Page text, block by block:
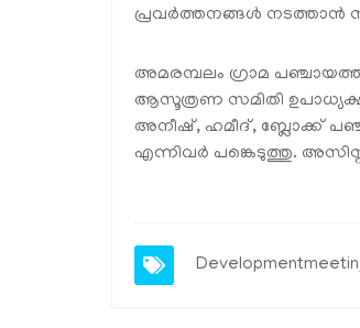
പ്രവര്‍ത്തനങ്ങള്‍ നടത്താന്‍
അമരമ്പലം ഗ്രാമ
ആസൂത്രണ സമിതി
അനീഷ്, ഹമീദ്, ബ്ലോക്ക്
എന്നിവര്‍ പങ്കെടുത്തു.